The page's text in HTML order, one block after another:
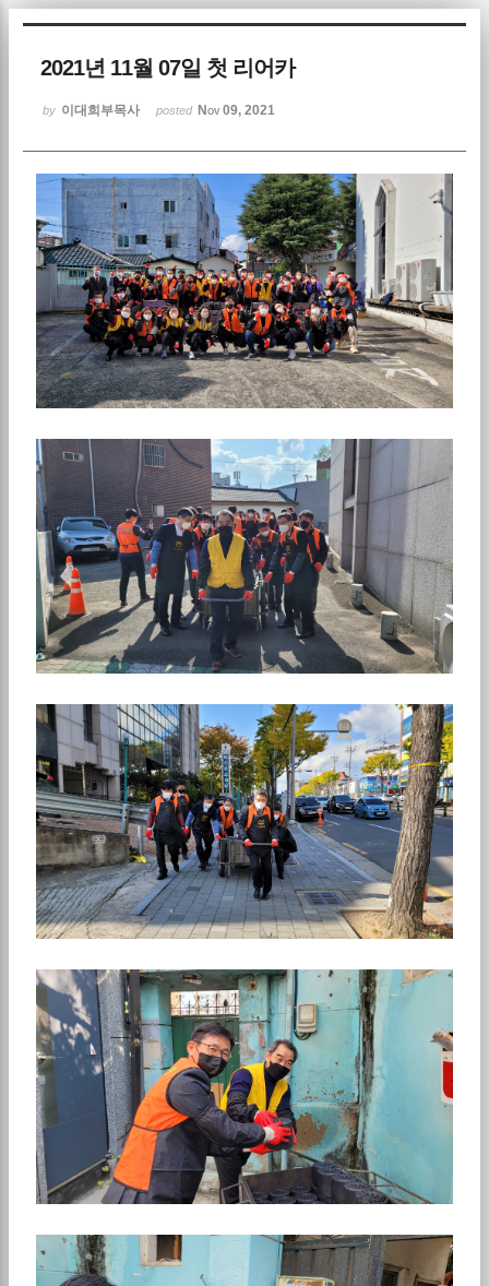
2021년 11월 07일 첫 리어카
by 이대희부목사 posted Nov 09, 2021
Sketchbook5, 스케치북5
Sketchbook5, 스케치북5